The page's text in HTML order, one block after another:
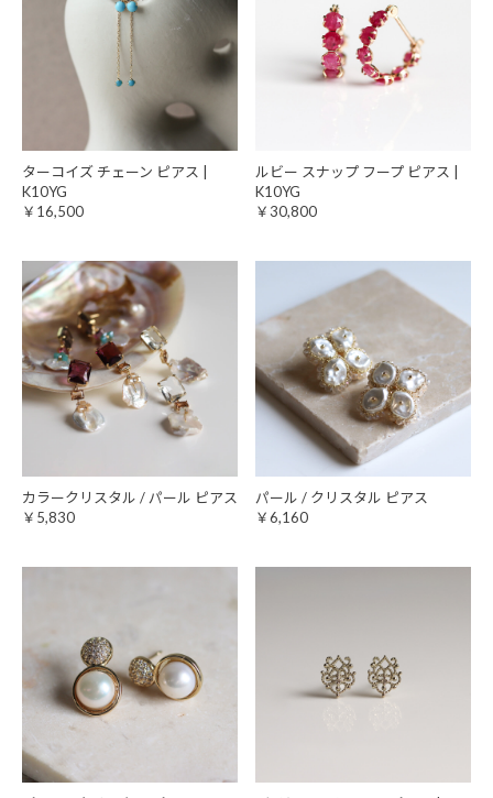
ターコイズ チェーン ピアス |
K10YG
￥16,500
ルビー スナップ フープ ピアス |
K10YG
￥30,800
カラークリスタル / パール ピアス
￥5,830
パール / クリスタル ピアス
￥6,160